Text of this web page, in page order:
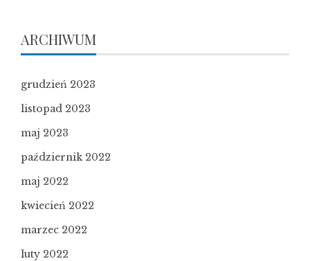
ARCHIWUM
grudzień 2023
listopad 2023
maj 2023
październik 2022
maj 2022
kwiecień 2022
marzec 2022
luty 2022